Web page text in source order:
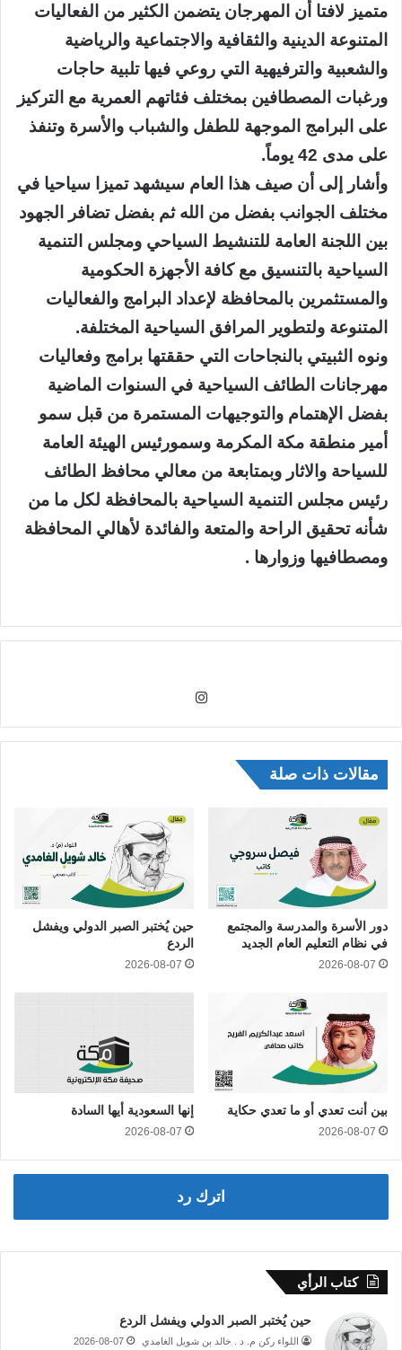
متميز لافتا أن المهرجان يتضمن الكثير من الفعاليات
المتنوعة الدينية والثقافية والاجتماعية والرياضية
والشعبية والترفيهية التي روعي فيها تلبية حاجات
ورغبات المصطافين بمختلف فئاتهم العمرية مع التركيز
على البرامج الموجهة للطفل والشباب والأسرة وتنفذ
على مدى 42 يوماً.
وأشار إلى أن صيف هذا العام سيشهد تميزا سياحيا في
مختلف الجوانب بفضل من الله ثم بفضل تضافر الجهود
بين اللجنة العامة للتنشيط السياحي ومجلس التنمية
السياحية بالتنسيق مع كافة الأجهزة الحكومية
والمستثمرين بالمحافظة لإعداد البرامج والفعاليات
المتنوعة ولتطوير المرافق السياحية المختلفة.
ونوه الثبيتي بالنجاحات التي حققتها برامج وفعاليات
مهرجانات الطائف السياحية في السنوات الماضية
بفضل الإهتمام والتوجيهات المستمرة من قبل سمو
أمير منطقة مكة المكرمة وسمورئيس الهيئة العامة
للسياحة والاثار وبمتابعة من معالي محافظ الطائف
رئيس مجلس التنمية السياحية بالمحافظة لكل ما من
شأنه تحقيق الراحة والمتعة والفائدة لأهالي المحافظة
ومصطافيها وزوارها .
ام
مقالات ذات صلة
دور الأسرة والمدرسة والمجتمع
في نظام التعليم العام الجديد
2026-08-07
حين يُختبر الصبر الدولي ويفشل
الردع
2026-08-07
بين أنت تعدي أو ما تعدي حكاية
2026-08-07
إنها السعودية أيها السادة
2026-08-07
اترك رد
كتاب الرأي
حين يُختبر الصبر الدولي ويفشل الردع
اللواء ركن م. د . خالد بن شويل الغامدي 2026-08-07